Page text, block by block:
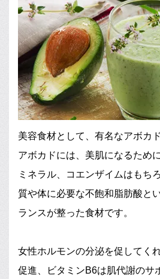
美容食材として、有名なアボカド
アボカドには、美肌になるため
ミネラル、コエンザイムはもち
質や体に必要な不飽和脂肪酸と
ランスが整った食材です。
女性ホルモンの分泌を促してく
促進、ビタミンB6は肌代謝のサ